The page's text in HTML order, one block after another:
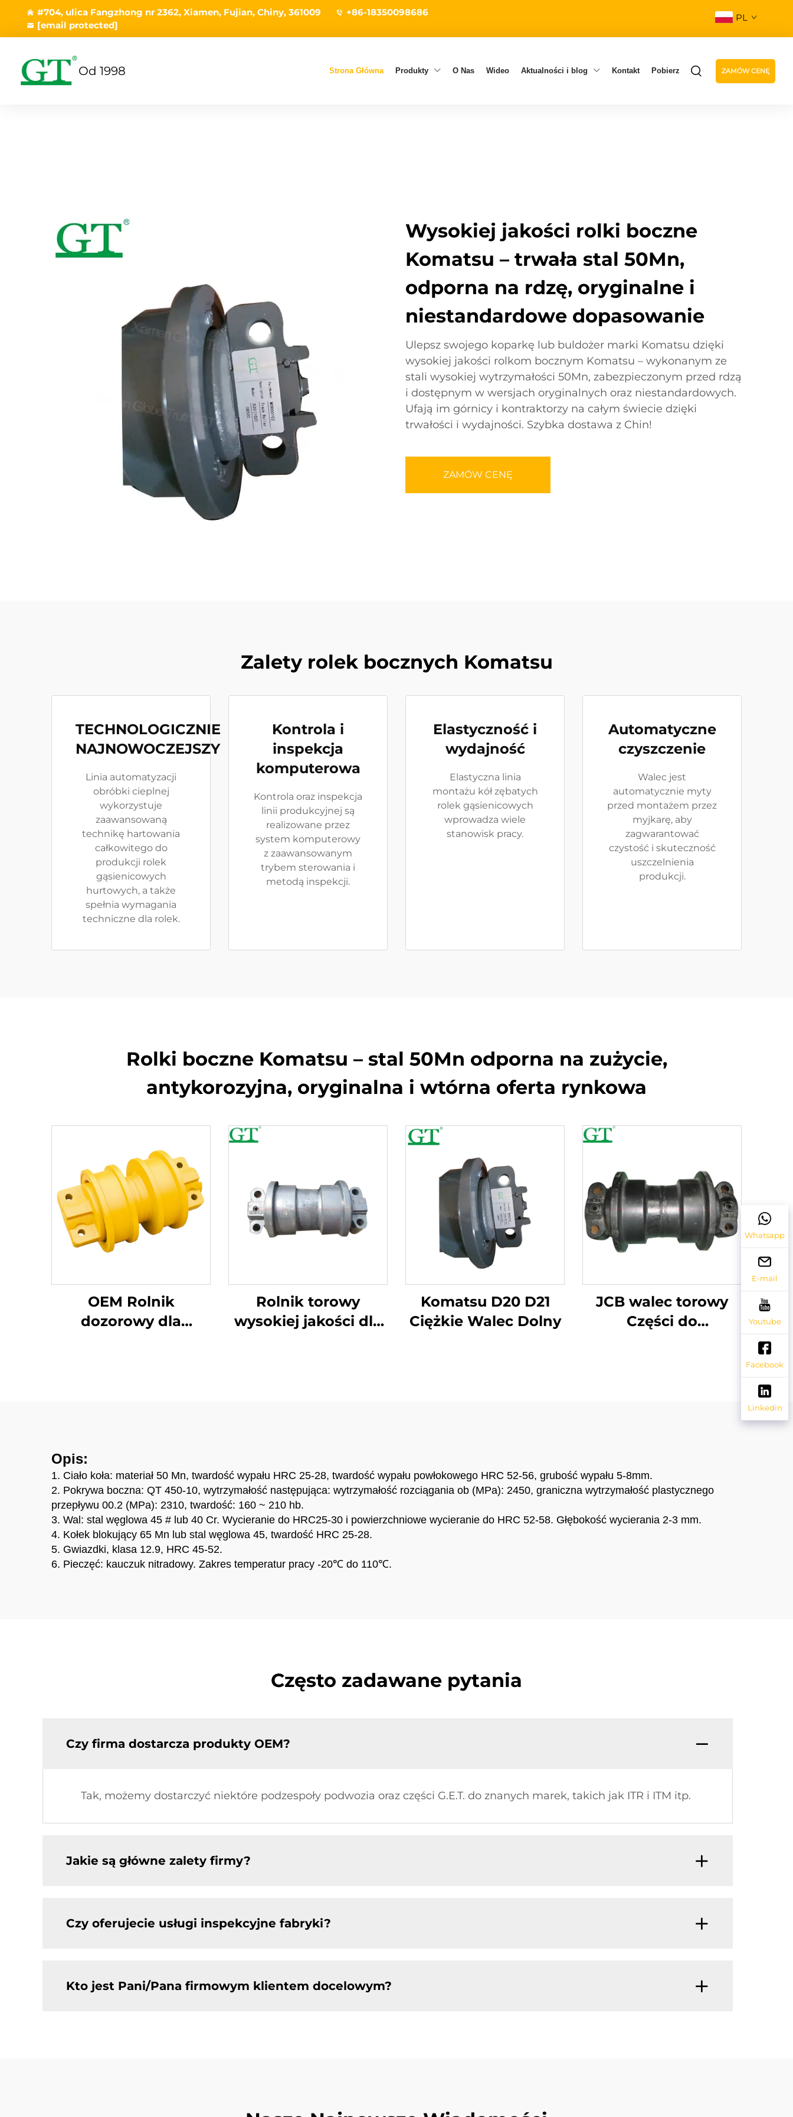
#704, ulica Fangzhong nr 2362, Xiamen, Fujian, Chiny, 361009
+86-18350098686
[email protected]
PL
Od 1998 Strona Główna Produkty O Nas Wideo Aktualności i blog Kontakt Pobierz ZAMÓW CENĘ
Wysokiej jakości rolki boczne
Komatsu – trwała stal 50Mn,
odporna na rdzę, oryginalne i
niestandardowe dopasowanie
Ulepsz swojego koparkę lub buldożer marki Komatsu dzięki
wysokiej jakości rolkom bocznym Komatsu – wykonanym ze
stali wysokiej wytrzymałości 50Mn, zabezpieczonym przed rdzą
i dostępnym w wersjach oryginalnych oraz niestandardowych.
Ufają im górnicy i kontraktorzy na całym świecie dzięki
trwałości i wydajności. Szybka dostawa z Chin!
ZAMÓW CENĘ
Zalety rolek bocznych Komatsu
TECHNOLOGICZNIE
NAJNOWOCZEJSZY
Linia automatyzacji
obróbki cieplnej
wykorzystuje
zaawansowaną
technikę hartowania
całkowitego do
produkcji rolek
gąsienicowych
hurtowych, a także
spełnia wymagania
techniczne dla rolek.
Kontrola i
inspekcja
komputerowa
Kontrola oraz inspekcja
linii produkcyjnej są
realizowane przez
system komputerowy
z zaawansowanym
trybem sterowania i
metodą inspekcji.
Elastyczność i
wydajność
Elastyczna linia
montażu kół zębatych
rolek gąsienicowych
wprowadza wiele
stanowisk pracy.
Automatyczne
czyszczenie
Walec jest
automatycznie myty
przed montażem przez
myjkarę, aby
zagwarantować
czystość i skuteczność
uszczelnienia
produkcji.
Rolki boczne Komatsu – stal 50Mn odporna na zużycie,
antykorozyjna, oryginalna i wtórna oferta rynkowa
OEM Rolnik
dozorowy dla
Rolnik torowy
wysokiej jakości dla
Komatsu D20 D21
Ciężkie Walec Dolny
JCB walec torowy
Części do
Opis:
1. Ciało koła: materiał 50 Mn, twardość wypału HRC 25-28, twardość wypału powłokowego HRC 52-56, grubość wypału 5-8mm.
2. Pokrywa boczna: QT 450-10, wytrzymałość następująca: wytrzymałość rozciągania ob (MPa): 2450, graniczna wytrzymałość plastycznego
przepływu 00.2 (MPa): 2310, twardość: 160 ~ 210 hb.
3. Wal: stal węglowa 45 # lub 40 Cr. Wycieranie do HRC25-30 i powierzchniowe wycieranie do HRC 52-58. Głębokość wycierania 2-3 mm.
4. Kołek blokujący 65 Mn lub stal węglowa 45, twardość HRC 25-28.
5. Gwiazdki, klasa 12.9, HRC 45-52.
6. Pieczęć: kauczuk nitradowy. Zakres temperatur pracy -20℃ do 110℃.
Często zadawane pytania
Czy firma dostarcza produkty OEM?
Tak, możemy dostarczyć niektóre podzespoły podwozia oraz części G.E.T. do znanych marek, takich jak ITR i ITM itp.
Jakie są główne zalety firmy?
Czy oferujecie usługi inspekcyjne fabryki?
Kto jest Pani/Pana firmowym klientem docelowym?
Whatsapp
E-mail
Youtube
Facebook
Linkedin